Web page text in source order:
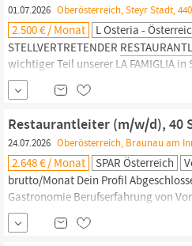
01.07.2026 Oberösterreich, Steyr Stadt,
2.500 € / Monat L Osteria -
STELLVERTRETENDER
wichtiger Teil unserer LA FAMIGLIA in
L Osteria-Restaurants in Österreich
suchen wir DICH hier: L OSTERIA
ins Spiel und das beste daran ist: Du
Team und wirst herzlich...
Restaurantleiter (m/w/d), 40
24.07.2026 Oberösterreich, Braunau am
2.648 € / Monat SPAR Österreich
brutto/Monat Dein Profil
Gastronomie Berufserfahrung von
Quereinsteiger sind willkommen
Qualitätsbewusstsein sowie gepflegte